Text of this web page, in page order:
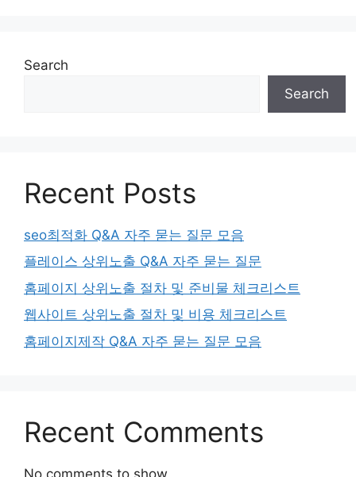
Search
Search
Recent Posts
seo최적화 Q&A 자주 묻는 질문 모음
플레이스 상위노출 Q&A 자주 묻는 질문
홈페이지 상위노출 절차 및 준비물 체크리스트
웹사이트 상위노출 절차 및 비용 체크리스트
홈페이지제작 Q&A 자주 묻는 질문 모음
Recent Comments
No comments to show.